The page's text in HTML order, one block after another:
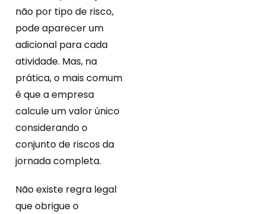
não por tipo de risco,
pode aparecer um
adicional para cada
atividade. Mas, na
prática, o mais comum
é que a empresa
calcule um valor único
considerando o
conjunto de riscos da
jornada completa.
Não existe regra legal
que obrigue o